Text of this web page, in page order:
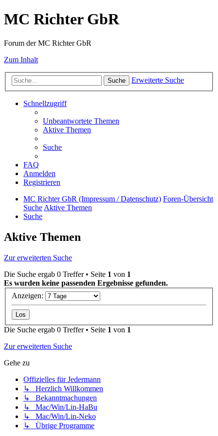
MC Richter GbR
Forum der MC Richter GbR
Zum Inhalt
Suche Erweiterte Suche
Schnellzugriff
Unbeantwortete Themen
Aktive Themen
Suche
FAQ
Anmelden
Registrieren
MC Richter GbR (Impressum / Datenschutz) Foren-Übersicht
SucheAktive Themen
Suche
Aktive Themen
Zur erweiterten Suche
Die Suche ergab 0 Treffer • Seite 1 von 1
Es wurden keine passenden Ergebnisse gefunden.
Anzeigen:
Die Suche ergab 0 Treffer • Seite 1 von 1
Zur erweiterten Suche
Gehe zu
Offizielles für Jedermann
↳ Herzlich Willkommen
↳ Bekanntmachungen
↳ Mac/Win/Lin-HaBu
↳ Mac/Win/Lin-Neko
↳ Übrige Programme